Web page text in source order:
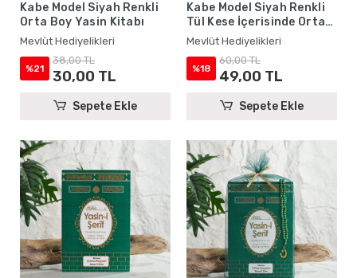
Kabe Model Siyah Renkli
Orta Boy Yasin Kitabı
Mevlüt Hediyelikleri
%21
38,00 TL
30,00 TL
Sepete Ekle
Kabe Model Siyah Renkli
Tül Kese İçerisinde Orta
Boy Yasin Kitabı ve İnci
Tesbih - Mevlüt
Hediyelikleri
Mevlüt Hediyelikleri
%18
60,00 TL
49,00 TL
Sepete Ekle